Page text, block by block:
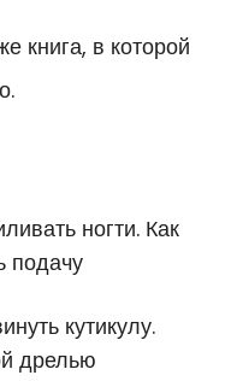
книга, в которой
ногти. Как
подачу
кутикулу.
дрелью